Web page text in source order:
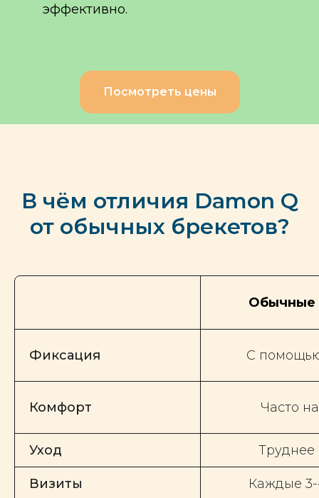
эффективно.
Посмотреть цены
В чём отличия Damon Q
от обычных брекетов?
Обычные
Фиксация С
Комфорт Часто
Уход Труднее
Визиты Каждые